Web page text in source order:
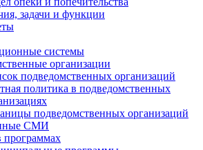
задачи и функции
системы
организации
подведомственных организаций
политика в подведомственных
подведомственных организаций
СМИ
программах